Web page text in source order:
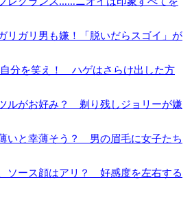
ガリ男も嫌！「脱いだらスゴイ」が
分を笑え！ ハゲはさらけ出した方
ルがお好み？ 剃り残しジョリーが嫌
いと幸薄そう？ 男の眉毛に女子たち
ソース顔はアリ？ 好感度を左右する